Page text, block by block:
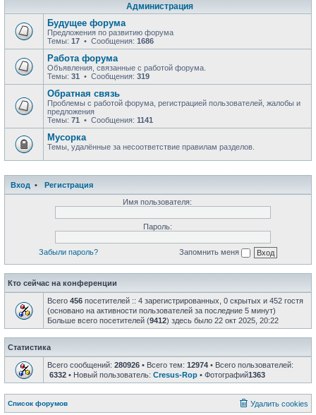
Администрация
Будущее форума
Предложения по развитию форума
Темы: 17 • Сообщения: 1686
Работа форума
Объявления, связанные с работой форума.
Темы: 31 • Сообщения: 319
Обратная связь
Проблемы с работой форума, регистрацией пользователей, жалобы и
предложения
Темы: 71 • Сообщения: 1141
Мусорка
Темы, удалённые за несоответствие правилам разделов.
Вход •
Регистрация
Имя пользователя:
Пароль:
Забыли пароль? Запомнить меня
Кто сейчас на конференции
Всего 456 посетителей :: 4 зарегистрированных, 0 скрытых и 452 гостя
(основано на активности пользователей за последние 5 минут)
Больше всего посетителей (9412) здесь было 22 окт 2025, 20:22
Статистика
Всего сообщений: 280926 • Всего тем: 12974 • Всего пользователей:
6332 • Новый пользователь: Cresus-Rop • Фотографий1363
Список форумов Удалить cookies